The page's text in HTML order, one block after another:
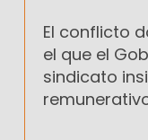
El conflicto
el que el
sindicato